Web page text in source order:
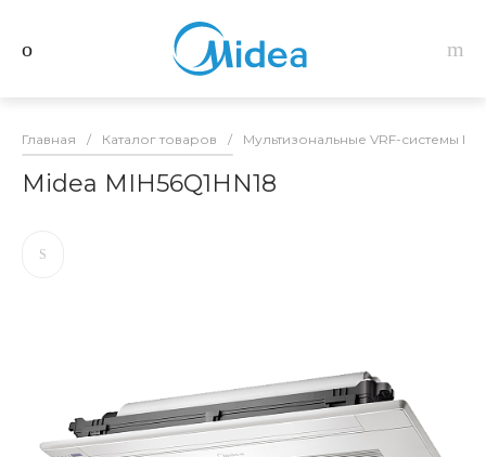
Главная / Каталог товаров / Мультизональные VRF-системы
Midea MIH56Q1HN18